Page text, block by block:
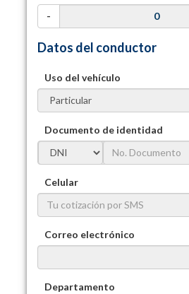
-
Datos del conductor
Uso del vehículo
Documento de identidad
Celular
Correo electrónico
Departamento